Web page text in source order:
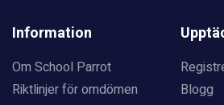
Information
Om School Parrot
Riktlinjer för omdömen
Blogg